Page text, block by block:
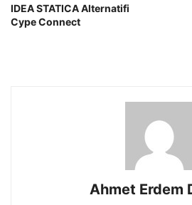
IDEA STATICA Alternatifi
Cype Connect
Ahmet Erdem